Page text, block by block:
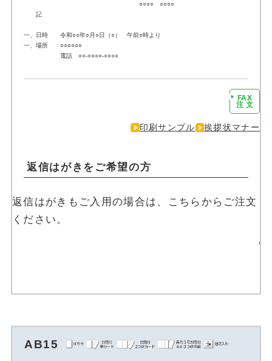
○○○○ ○○○○
記
一、日時 令和○○年○月○日（○） 午前○時より
一、場所 ○○○○○○
電話 ○○-○○○○-○○○○
FAX
注 文
印刷サンプル 挨拶状マナー
返信はがきをご希望の方
返信はがきもご入用の場合は、こちらからご注文
ください。
AB15